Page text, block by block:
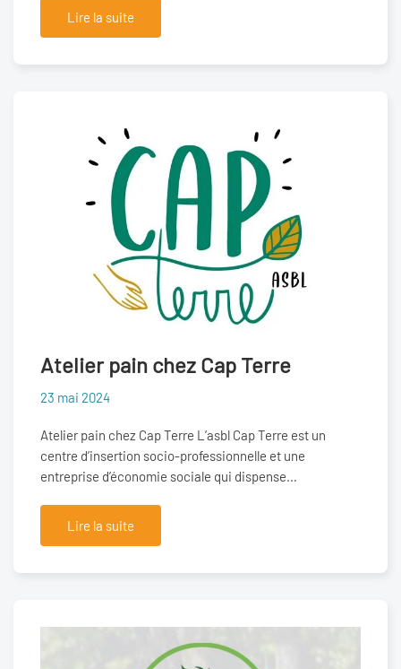
Lire la suite
Atelier pain chez Cap Terre
23 mai 2024
Atelier pain chez Cap Terre L’asbl Cap Terre est un
centre d’insertion socio-professionnelle et une
entreprise d’économie sociale qui dispense…
Lire la suite